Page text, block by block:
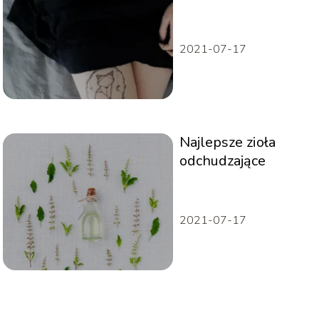
2021-07-17
Najlepsze zioła
odchudzające
2021-07-17